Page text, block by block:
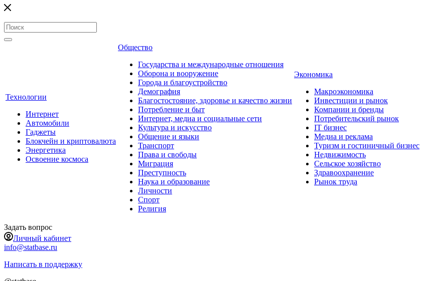
Технологии
Интернет
Автомобили
Гаджеты
Блокчейн и криптовалюта
Энергетика
Освоение космоса
Общество
Государства и международные отношения
Оборона и вооружение
Города и благоустройство
Демография
Благостостояние, здоровье и качество жизни
Потребление и быт
Интернет, медиа и социальные сети
Культура и искусство
Общение и языки
Транспорт
Права и свободы
Миграция
Преступность
Наука и образование
Личности
Спорт
Религия
Экономика
Макроэкономика
Инвестиции и рынок
Компании и бренды
Потребительский рынок
IT бизнес
Медиа и реклама
Туризм и гостиничный бизнес
Недвижимость
Сельское хозяйство
Здравоохранение
Рынок труда
Задать вопрос
Личный кабинет
info@statbase.ru
Написать в поддержку